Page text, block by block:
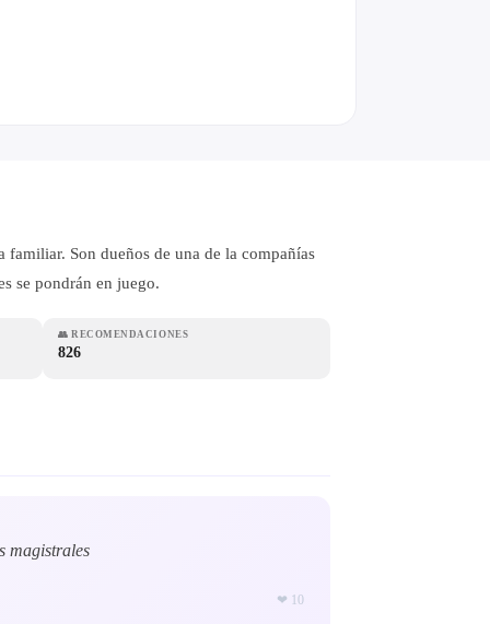
Son dueños de una de la compañías
se pondrán en juego.
👥 RECOMENDACIONES
826
magistrales
❤ 10